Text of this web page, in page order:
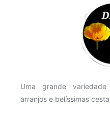
Uma grande
arranjos e belíssimas